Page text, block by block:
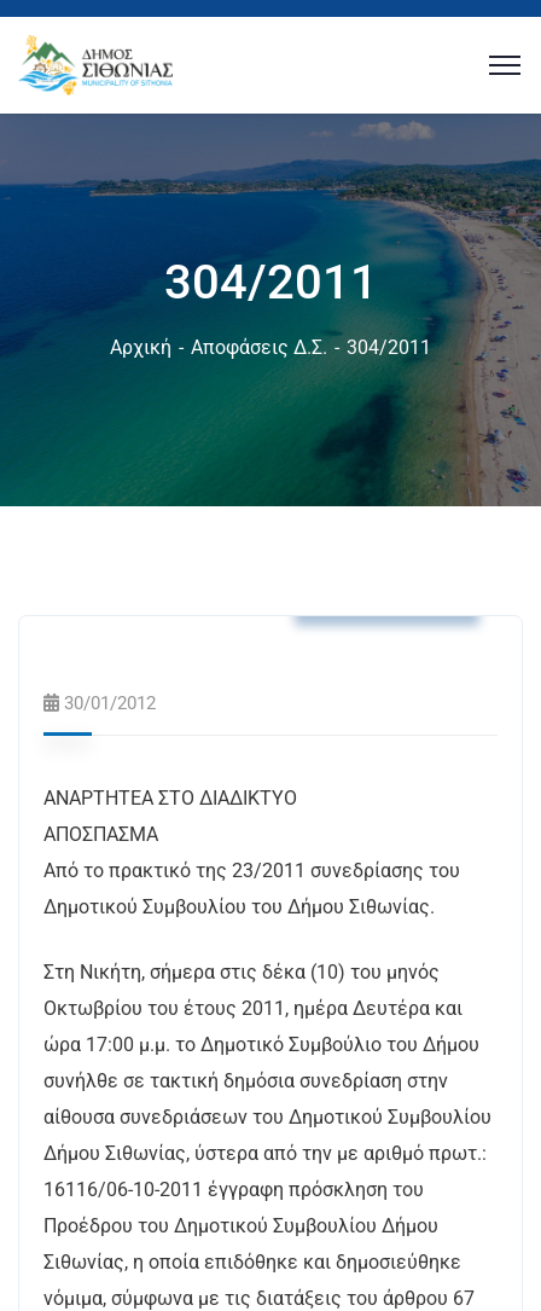
304/2011
Αρχική Αποφάσεις Δ.Σ. 304/2011
30/01/2012
ΑΝΑΡΤΗΤΕΑ ΣΤΟ ΔΙΑΔΙΚΤΥΟ
ΑΠΟΣΠΑΣΜΑ
Από το πρακτικό της 23/2011 συνεδρίασης του
Δημοτικού Συμβουλίου του Δήμου Σιθωνίας.
Στη Νικήτη, σήμερα στις δέκα (10) του μηνός
Οκτωβρίου του έτους 2011, ημέρα Δευτέρα και
ώρα 17:00 μ.μ. το Δημοτικό Συμβούλιο του Δήμου
συνήλθε σε τακτική δημόσια συνεδρίαση στην
αίθουσα συνεδριάσεων του Δημοτικού Συμβουλίου
Δήμου Σιθωνίας, ύστερα από την με αριθμό πρωτ.:
16116/06-10-2011 έγγραφη πρόσκληση του
Προέδρου του Δημοτικού Συμβουλίου Δήμου
Σιθωνίας, η οποία επιδόθηκε και δημοσιεύθηκε
νόμιμα, σύμφωνα με τις διατάξεις του άρθρου 67